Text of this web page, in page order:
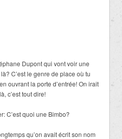
Dupont qui vont voir une
C’est le genre de place où tu
ouvrant la porte d’entrée! On irait
c’est tout dire!
C’est quoi une Bimbo?
qu’on avait écrit son nom